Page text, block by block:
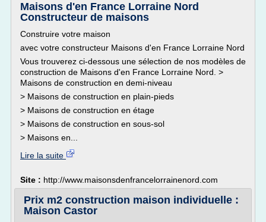
Maisons d'en France Lorraine Nord
Constructeur de maisons
Construire votre maison
avec votre constructeur Maisons d'en France Lorraine Nord
Vous trouverez ci-dessous une sélection de nos modèles de
construction de Maisons d'en France Lorraine Nord. >
Maisons de construction en demi-niveau
> Maisons de construction en plain-pieds
> Maisons de construction en étage
> Maisons de construction en sous-sol
> Maisons en...
Lire la suite
Site : http://www.maisonsdenfrancelorrainenord.com
Prix m2 construction maison individuelle :
Maison Castor